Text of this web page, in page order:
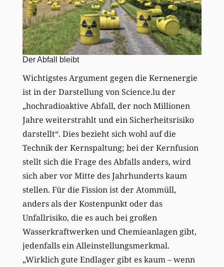
Der Abfall bleibt
Wichtigstes Argument gegen die Kernenergie
ist in der Darstellung von Science.lu der
„hochradioaktive Abfall, der noch Millionen
Jahre weiterstrahlt und ein Sicherheitsrisiko
darstellt“. Dies bezieht sich wohl auf die
Technik der Kernspaltung; bei der Kernfusion
stellt sich die Frage des Abfalls anders, wird
sich aber vor Mitte des Jahrhunderts kaum
stellen. Für die Fission ist der Atommüll,
anders als der Kostenpunkt oder das
Unfallrisiko, die es auch bei großen
Wasserkraftwerken und Chemieanlagen gibt,
jedenfalls ein Alleinstellungsmerkmal.
„Wirklich gute Endlager gibt es kaum – wenn